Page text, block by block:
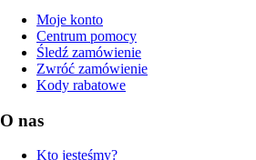
Moje konto
Centrum pomocy
Śledź zamówienie
Zwróć zamówienie
Kody rabatowe
O nas
Kto jesteśmy?